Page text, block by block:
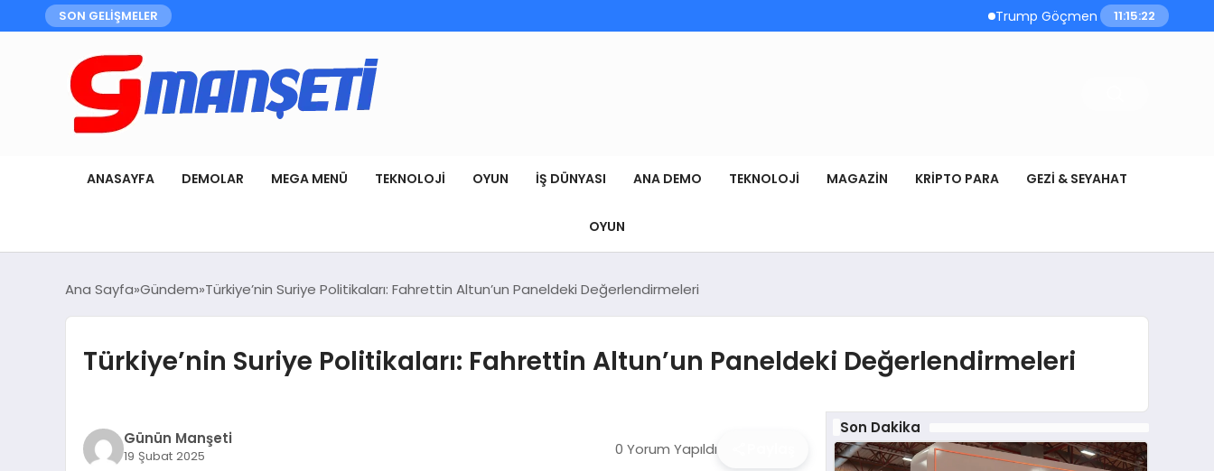
SON GELİŞMELER Trump Göçmen Kamyon Şoförleri
11:15:23
ANASAYFA DEMOLAR MEGA MENÜ TEKNOLOJI OYUN İŞ DÜNYASI ANA DEMO TEKNOLOJI MAGAZIN KRIPTO PARA GEZI & SEYAHAT
OYUN
Ana Sayfa Gündem Türkiye’nin Suriye Politikaları: Fahrettin Altun’un Paneldeki Değerlendirmeleri
Türkiye’nin Suriye Politikaları: Fahrettin Altun’un Paneldeki Değerlendirmeleri
Günün Manşeti
19 Şubat 2025 0 Yorum Yapıldı
Son Dakika